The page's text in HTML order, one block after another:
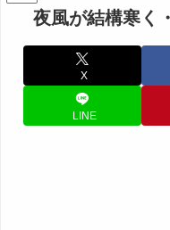
夜風が結構寒く
X
LINE